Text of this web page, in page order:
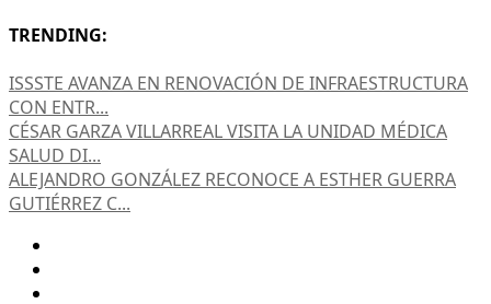
TRENDING:
ISSSTE AVANZA EN RENOVACIÓN DE INFRAESTRUCTURA
CON ENTR...
CÉSAR GARZA VILLARREAL VISITA LA UNIDAD MÉDICA
SALUD DI...
ALEJANDRO GONZÁLEZ RECONOCE A ESTHER GUERRA
GUTIÉRREZ C...